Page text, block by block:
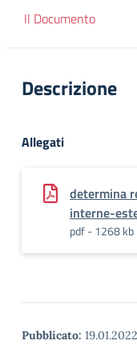
Il Documento
Descrizione
Allegati
determina
interne-
pdf - 1268 kb
Pubblicato: 19.01.2022